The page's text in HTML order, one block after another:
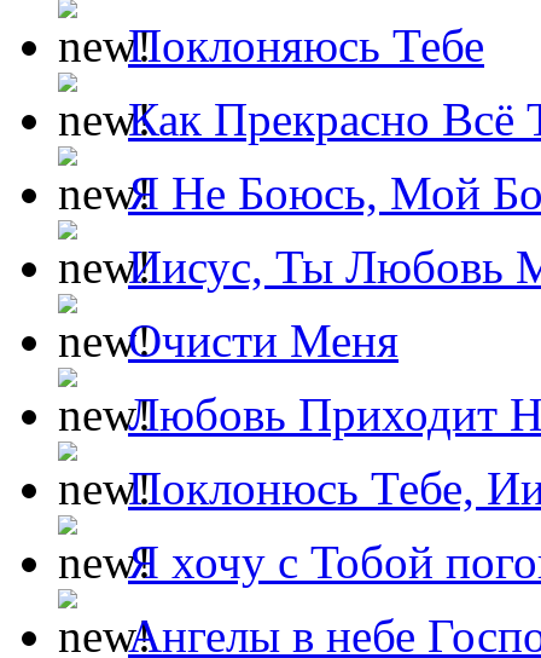
Поклоняюсь Тебе
Как Прекрасно Всё
Я Не Боюсь, Мой
Иисус, Ты Любовь
Очисти Меня
Любовь Приходит
Поклонюсь Тебе,
Я хочу с Тобой
Ангелы в небе